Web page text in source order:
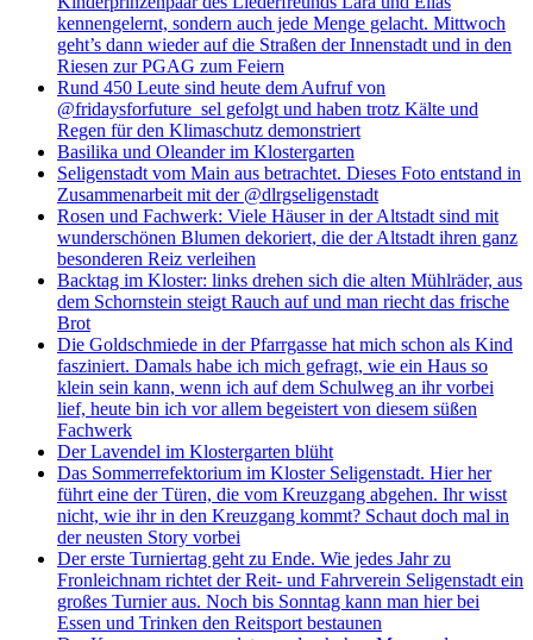
kennengelernt, sondern auch jede Menge gelacht. Mittwoch
geht’s dann wieder auf die Straßen der Innenstadt und in den
Riesen zur PGAG zum Feiern
Rund 450 Leute sind heute dem Aufruf von
@fridaysforfuture_sel gefolgt und haben trotz Kälte und
Regen für den Klimaschutz demonstriert
Basilika und Oleander im Klostergarten
Seligenstadt vom Main aus betrachtet. Dieses Foto entstand in
Zusammenarbeit mit der @dlrgseligenstadt
Rosen und Fachwerk: Viele Häuser in der Altstadt sind mit
wunderschönen Blumen dekoriert, die der Altstadt ihren ganz
besonderen Reiz verleihen
Backtag im Kloster: links drehen sich die alten Mühlräder, aus
dem Schornstein steigt Rauch auf und man riecht das frische
Brot
Die Goldschmiede in der Pfarrgasse hat mich schon als Kind
fasziniert. Damals habe ich mich gefragt, wie ein Haus so
klein sein kann, wenn ich auf dem Schulweg an ihr vorbei
lief, heute bin ich vor allem begeistert von diesem süßen
Fachwerk
Der Lavendel im Klostergarten blüht
Das Sommerrefektorium im Kloster Seligenstadt. Hier her
führt eine der Türen, die vom Kreuzgang abgehen. Ihr wisst
nicht, wie ihr in den Kreuzgang kommt? Schaut doch mal in
der neusten Story vorbei
Der erste Turniertag geht zu Ende. Wie jedes Jahr zu
Fronleichnam richtet der Reit- und Fahrverein Seligenstadt ein
großes Turnier aus. Noch bis Sonntag kann man hier bei
Essen und Trinken den Reitsport bestaunen